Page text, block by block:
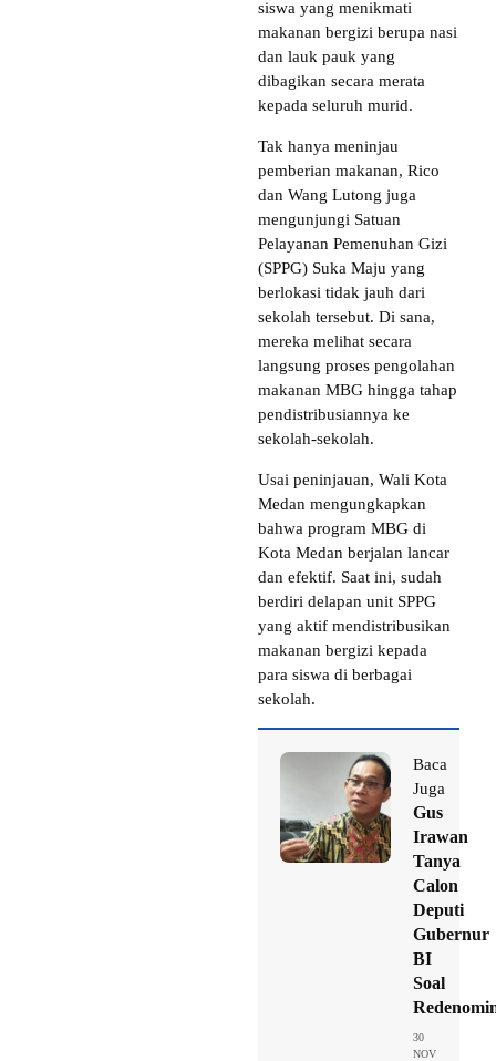
siswa yang menikmati
makanan bergizi berupa nasi
dan lauk pauk yang
dibagikan secara merata
kepada seluruh murid.
Tak hanya meninjau
pemberian makanan, Rico
dan Wang Lutong juga
mengunjungi Satuan
Pelayanan Pemenuhan Gizi
(SPPG) Suka Maju yang
berlokasi tidak jauh dari
sekolah tersebut. Di sana,
mereka melihat secara
langsung proses pengolahan
makanan MBG hingga tahap
pendistribusiannya ke
sekolah-sekolah.
Usai peninjauan, Wali Kota
Medan mengungkapkan
bahwa program MBG di
Kota Medan berjalan lancar
dan efektif. Saat ini, sudah
berdiri delapan unit SPPG
yang aktif mendistribusikan
makanan bergizi kepada
para siswa di berbagai
sekolah.
Baca
Juga
Gus
Irawan
Tanya
Calon
Deputi
Gubernur
BI
Soal
30
NOV